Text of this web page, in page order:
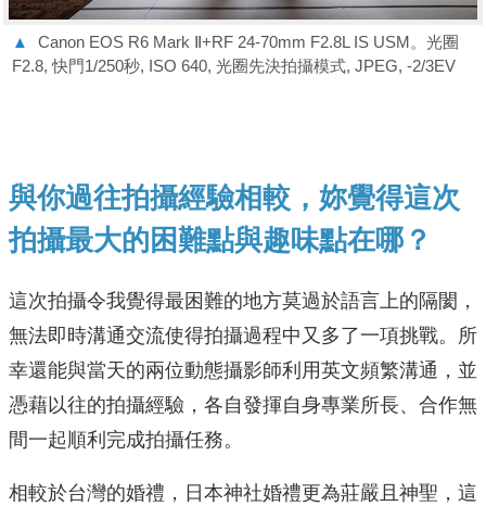
▲
Canon EOS R6 Mark Ⅱ+RF 24-70mm F2.8L IS USM。光圈
F2.8, 快門1/250秒, ISO 640, 光圈先決拍攝模式, JPEG, -2/3EV
與你過往拍攝經驗相較，妳覺得這次
拍攝最大的困難點與趣味點在哪？
這次拍攝令我覺得最困難的地方莫過於語言上的隔閡，
無法即時溝通交流使得拍攝過程中又多了一項挑戰。所
幸還能與當天的兩位動態攝影師利用英文頻繁溝通，並
憑藉以往的拍攝經驗，各自發揮自身專業所長、合作無
間一起順利完成拍攝任務。
相較於台灣的婚禮，日本神社婚禮更為莊嚴且神聖，這